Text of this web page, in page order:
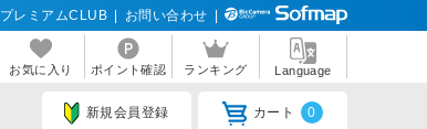
プレミアムCLUB お問い合わせ
お気に入り ポイント確認 ランキング Language
新規会員登録 カート 0